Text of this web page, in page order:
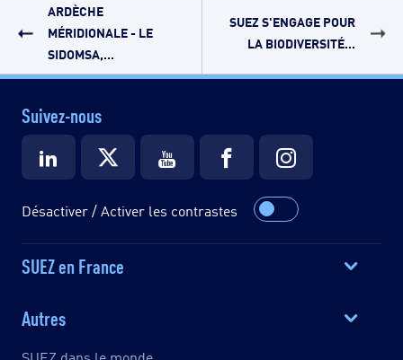
ARDÈCHE
MÉRIDIONALE - LE
SIDOMSA,...
SUEZ S'ENGAGE POUR
LA BIODIVERSITÉ...
Suivez-nous
Désactiver / Activer les contrastes
SUEZ en France
Autres